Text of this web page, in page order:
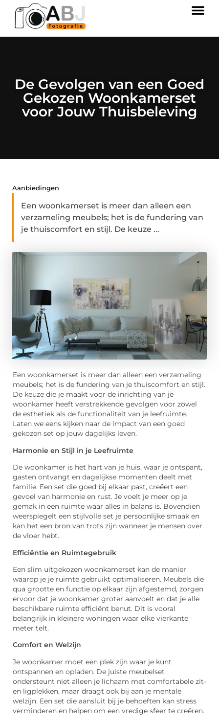
De Gevolgen van een Goed
Gekozen Woonkamerset
voor Jouw Thuisbeleving
Aanbiedingen
Een woonkamerset is meer dan alleen een
verzameling meubels; het is de fundering van
je thuiscomfort en stijl. De keuze ...
Een woonkamerset is meer dan alleen een verzameling
meubels; het is de fundering van je thuiscomfort en stijl.
De keuze die je maakt voor de inrichting van je
woonkamer heeft verstrekkende gevolgen voor zowel
de esthetiek als de functionaliteit van je leefruimte.
Laten we eens kijken naar de impact van een goed
gekozen set op jouw dagelijks leven.
Harmonie en Stijl in je Leefruimte
De woonkamer is het hart van je huis, waar je ontspant,
gasten ontvangt en dagelijkse momenten deelt met
familie. Een set die goed bij elkaar past, creëert een
gevoel van harmonie en rust. Je voelt je meer op je
gemak in een ruimte waar alles in balans is. Bovendien
weerspiegelt een stijlvolle set je persoonlijke smaak en
kan het een bron van trots zijn wanneer je mensen over
de vloer hebt.
Efficiëntie en Ruimtegebruik
Een slim uitgekozen woonkamerset kan de manier
waarop je je ruimte gebruikt optimaliseren. Meubels die
qua grootte en functie op elkaar zijn afgestemd, zorgen
ervoor dat je woonkamer groter aanvoelt en dat je alle
beschikbare ruimte efficiënt benut. Dit is vooral
belangrijk in kleinere woningen waar elke vierkante
meter telt.
Comfort en Welzijn
Je woonkamer moet een plek zijn waar je kunt
ontspannen en opladen. De juiste meubelset
ondersteunt niet alleen je lichaam met comfortabele zit-
en ligplekken, maar draagt ook bij aan je mentale
welzijn. Een set die aansluit bij je behoeften kan stress
verminderen en helpen om een vredige sfeer te creëren.